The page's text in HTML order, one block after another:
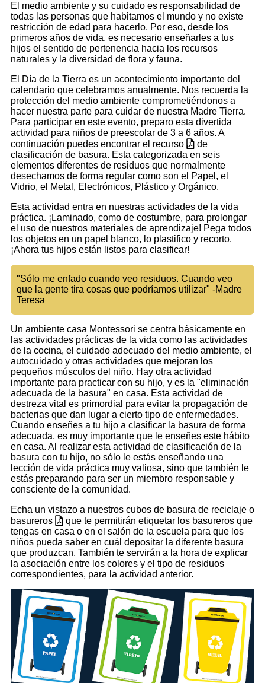
El medio ambiente y su cuidado es responsabilidad de
todas las personas que habitamos el mundo y no existe
restricción de edad para hacerlo. Por eso, desde los
primeros años de vida, es necesario enseñarles a tus
hijos el sentido de pertenencia hacia los recursos
naturales y la diversidad de flora y fauna.
El Día de la Tierra es un acontecimiento importante del
calendario que celebramos anualmente. Nos recuerda la
protección del medio ambiente comprometiéndonos a
hacer nuestra parte para cuidar de nuestra Madre Tierra.
Para participar en este evento, preparo esta divertida
actividad para niños de preescolar de 3 a 6 años. A
continuación puedes encontrar el recurso
de
clasificación de basura. Esta categorizada en seis
elementos diferentes de residuos que normalmente
desechamos de forma regular como son el Papel, el
Vidrio, el Metal, Electrónicos, Plástico y Orgánico.
Esta actividad entra en nuestras actividades de la vida
práctica. ¡Laminado, como de costumbre, para prolongar
el uso de nuestros materiales de aprendizaje! Pega todos
los objetos en un papel blanco, lo plastifico y recorto.
¡Ahora tus hijos están listos para clasificar!
"Sólo me enfado cuando veo residuos. Cuando veo
que la gente tira cosas que podríamos utilizar" -Madre
Teresa
Un ambiente casa Montessori se centra básicamente en
las actividades prácticas de la vida como las actividades
de la cocina, el cuidado adecuado del medio ambiente, el
autocuidado y otras actividades que mejoran los
pequeños músculos del niño. Hay otra actividad
importante para practicar con su hijo, y es la "eliminación
adecuada de la basura" en casa. Esta actividad de
destreza vital es primordial para evitar la propagación de
bacterias que dan lugar a cierto tipo de enfermedades.
Cuando enseñes a tu hijo a clasificar la basura de forma
adecuada, es muy importante que le enseñes este hábito
en casa. Al realizar esta actividad de clasificación de la
basura con tu hijo, no sólo le estás enseñando una
lección de vida práctica muy valiosa, sino que también le
estás preparando para ser un miembro responsable y
consciente de la comunidad.
Echa un vistazo a nuestros cubos de basura de reciclaje o
basureros
que te permitirán etiquetar los basureros que
tengas en casa o en el salón de la escuela para que los
niños pueda saber en cuál depositar la diferente basura
que produzcan. También te servirán a la hora de explicar
la asociación entre los colores y el tipo de residuos
correspondientes, para la actividad anterior.